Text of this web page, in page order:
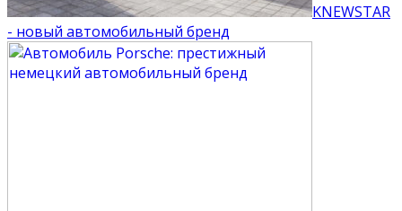
KNEWSTAR
- новый автомобильный бренд